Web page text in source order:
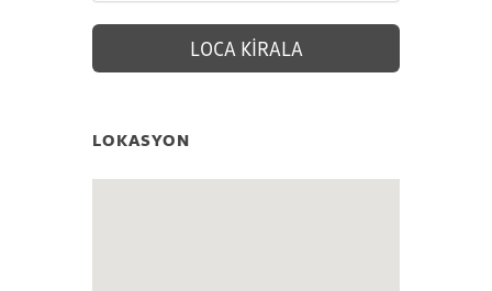
LOCA KİRALA
LOKASYON